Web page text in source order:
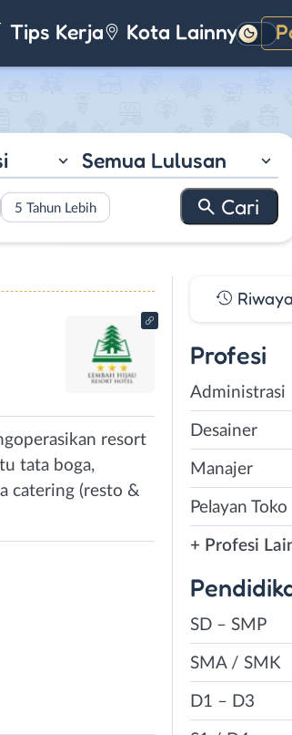
Tips Kerja Kota LainnyaGelap
Semua Lulusan
5 Tahun Lebih
resort
tata boga,
catering (resto &
Profesi
Administrasi
Desainer
Manajer
Pelayan Toko
+ Profesi
SD – SMP
SMA / SMK
D1 – D3